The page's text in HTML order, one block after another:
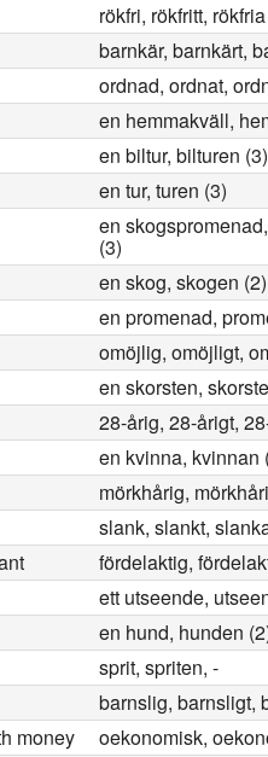
rökfri, rökfritt, rökfria
barnkär, barnkärt,
ordnad, ordnat,
en hemmakväll,
en biltur, bilturen (3)
en tur, turen (3)
en
(3)
en skog, skogen (2)
en promenad,
omöjlig, omöjligt,
en skorsten,
28-årig, 28-årigt,
en kvinna, kvinnan
mörkhårig,
slank, slankt,
fördelaktig,
ett utseende,
en hund, hunden
sprit, spriten, -
barnslig, barnsligt,
money
oekonomisk,